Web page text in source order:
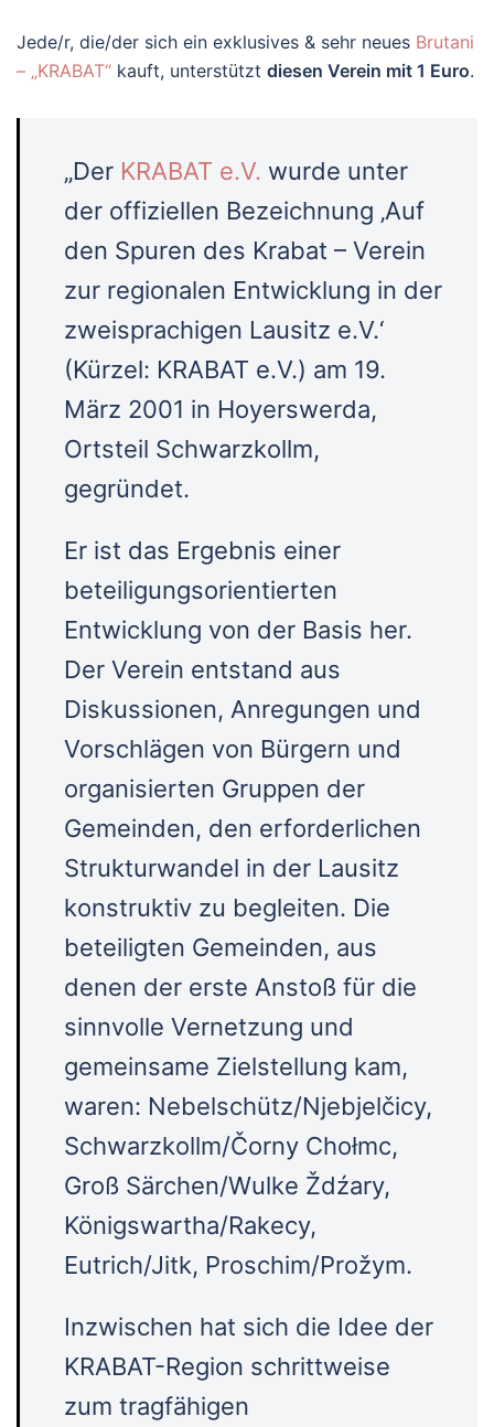
Jede/r, die/der sich ein exklusives & sehr neues Brutani
– „KRABAT“ kauft, unterstützt diesen Verein mit 1 Euro.
„Der KRABAT e.V. wurde unter
der offiziellen Bezeichnung ‚Auf
den Spuren des Krabat – Verein
zur regionalen Entwicklung in der
zweisprachigen Lausitz e.V.‘
(Kürzel: KRABAT e.V.) am 19.
März 2001 in Hoyerswerda,
Ortsteil Schwarzkollm,
gegründet.
Er ist das Ergebnis einer
beteiligungsorientierten
Entwicklung von der Basis her.
Der Verein entstand aus
Diskussionen, Anregungen und
Vorschlägen von Bürgern und
organisierten Gruppen der
Gemeinden, den erforderlichen
Strukturwandel in der Lausitz
konstruktiv zu begleiten. Die
beteiligten Gemeinden, aus
denen der erste Anstoß für die
sinnvolle Vernetzung und
gemeinsame Zielstellung kam,
waren: Nebelschütz/Njebjelčicy,
Schwarzkollm/Čorny Chołmc,
Groß Särchen/Wulke Ždźary,
Königswartha/Rakecy,
Eutrich/Jitk, Proschim/Prožym.
Inzwischen hat sich die Idee der
KRABAT-Region schrittweise
zum tragfähigen